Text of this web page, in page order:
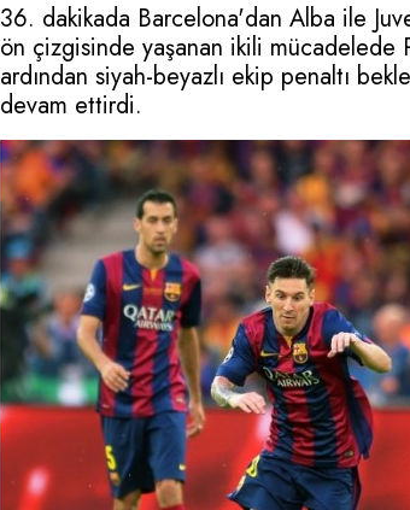
36. dakikada Barcelona'dan Alba ile
ön çizgisinde yaşanan ikili mücadelede
ardından siyah-beyazlı ekip penaltı
devam ettirdi.